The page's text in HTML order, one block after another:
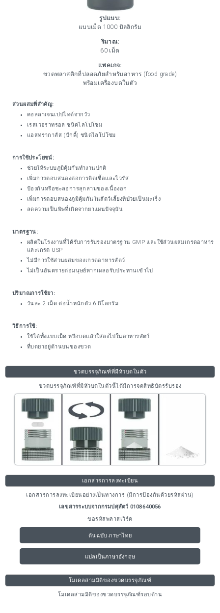
รูปแบบ:
แบบเม็ด 1000 มิลลิกรัม
ริมาณ:
60 เม็ด
แพคเกจ:
ขวดพลาสติกที่ปลอดภัยสำหรับอาหาร (food grade)
พร้อมเครื่องบดในตัว
ส่วนผสมที่สำคัญ:
คอลลาเจนเปปไทด์จากวัว
เรสเวอราทรอล ชนิดไลโปโซม
แอสทรากาลัส (ปักคี้) ชนิดไลโปโซม
การใช้ประโยชน์:
ช่วยให้ระบบภูมิคุ้มกันทำงานปกติ
เพิ่มการตอบสนองต่อการติดเชื้อและไวรัส
ป้องกันหรือชะลอการลุกลามของเนื้องอก
เพิ่มการตอบสนองภูมิคุ้มกันในสัตว์เลี้ยงที่ป่วยเป็นมะเร็ง
ลดความเป็นพิษที่เกิดจากยาแผนปัจจุบัน
มาตรฐาน:
ผลิตในโรงงานที่ได้รับการรับรองมาตรฐาน GMP และใช้ส่วนผสมเกรดอาหาร
และเกรด USP
ไม่มีการใช้ส่วนผสมของเกรดอาหารสัตว์
ไม่เป็นอันตรายต่อมนุษย์หากเผลอรับประทานเข้าไป
ปริมาณการใช้ยา:
วันละ 2 เม็ด ต่อน้ำหนักตัว 6 กิโลกรัม
วิธีการใช้:
ใช้ได้ทั้งแบบเม็ด หรือบดแล้วใส่ลงไปในอาหารสัตว์
ที่บดยาอยู่ด้านบนของขวด
ขวดบรรจุภัณฑ์ที่มีหัวบดในตัว
ขวดบรรจุภัณฑ์ที่มีหัวบดในตัวนี้ได้มีการจดสิทธิบัตรรับรอง
เอกสารการลงทะเบียน
เอกสารการลงทะเบียนอย่างเป็นทางการ (มีการป้องกันด้วยรหัสผ่าน)
เลขสารระบบจากกรมปศุสัตว์ 0108640056
ขอรหัสพลาสเวิร์ด
ต้นฉบับ ภาษาไทย
แปลเป็นภาษาอังกฤษ
โมเดลสามมิติของขวดบรรจุภัณฑ์
โมเดลสามมิติของขวดบรรจุภัณฑ์รอบด้าน